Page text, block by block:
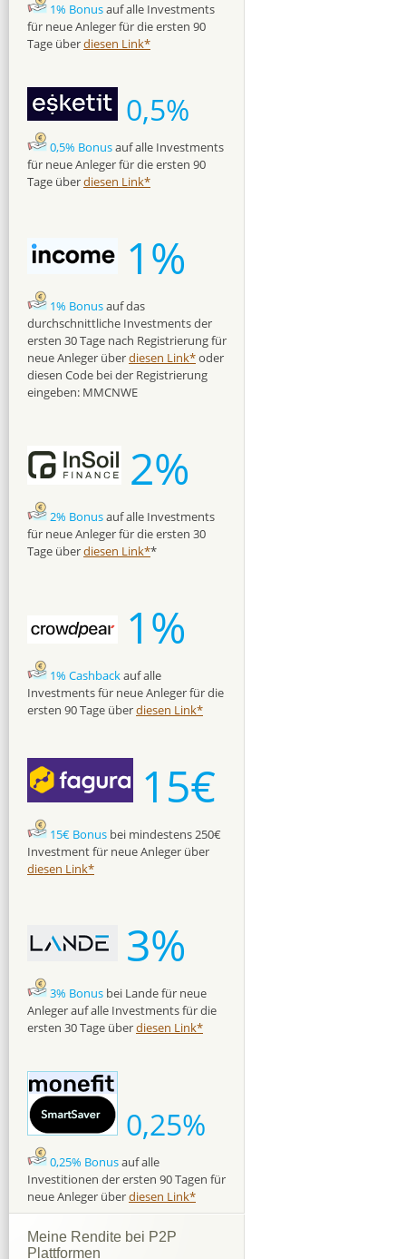
1% Bonusauf alle Investments
für neue Anleger für die ersten 90
Tage überdiesen Link*
0,5%
0,5% Bonusauf alle Investments
für neue Anleger für die ersten 90
Tage überdiesen Link*
1%
1% Bonusauf das
durchschnittliche Investments der
ersten 30 Tage nach Registrierung für
neue Anleger überdiesen Link*oder
diesen Code bei der Registrierung
eingeben: MMCNWE
2%
2% Bonusauf alle Investments
für neue Anleger für die ersten 30
Tage überdiesen Link**
1%
1% Cashbackauf alle
Investments für neue Anleger für die
ersten 90 Tage überdiesen Link*
15€
15€ Bonus bei mindestens 250€
Investment für neue Anleger über
diesen Link*
3%
3% Bonus bei Lande für neue
Anleger auf alle Investments für die
ersten 30 Tage überdiesen Link*
0,25%
0,25% Bonusauf alle
Investitionen der ersten 90 Tagen für
neue Anleger überdiesen Link*
Meine Rendite bei P2P
Plattformen